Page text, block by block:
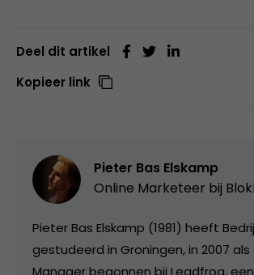
Deel dit artikel
Kopieer link
Pieter Bas Elskamp
Online Marketeer bij
Pieter Bas Elskamp (1981) heeft
gestudeerd in Groningen, in 2007
Manager begonnen bij Leadfrog,